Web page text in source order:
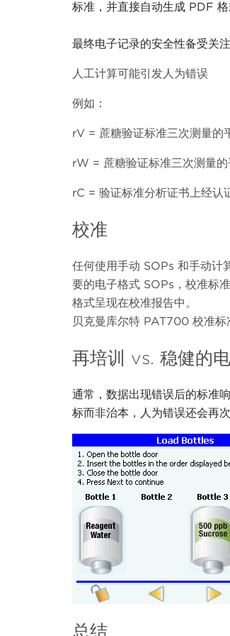
标准，并直接自动生成 PDF
最终电子记录的安全性备受关
人工计算可能引发人为错误
例如：
rV = 蔗糖验证标准三次测量的
rW = 蔗糖验证标准三次测量
rC = 验证标准分析证书上经认
校准
任何使用手动 SOPs 和手动计
要的电子格式 SOPs，校准标
格式呈现在校准报告中。
贝克曼库尔特 PAT700 校准标
再培训 vs. 稳健的
通常，数据出现错误后的标准
标而非治本，人为错误还会再
总结